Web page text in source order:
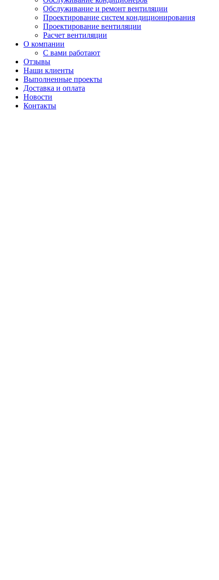
Обслуживание и ремонт вентиляции
Проектирование систем кондиционирования
Проектирование вентиляции
Расчет вентиляции
О компании
С вами работают
Отзывы
Наши клиенты
Выполненные проекты
Доставка и оплата
Новости
Контакты